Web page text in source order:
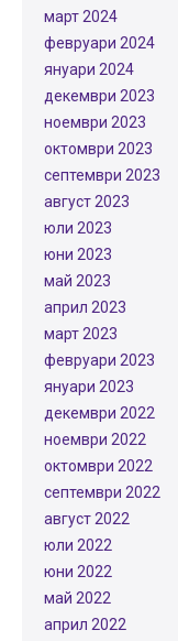
март 2024
февруари 2024
януари 2024
декември 2023
ноември 2023
октомври 2023
септември 2023
август 2023
юли 2023
юни 2023
май 2023
април 2023
март 2023
февруари 2023
януари 2023
декември 2022
ноември 2022
октомври 2022
септември 2022
август 2022
юли 2022
юни 2022
май 2022
април 2022